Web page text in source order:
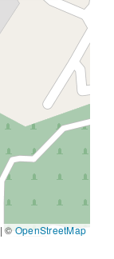
| © OpenStreetMap